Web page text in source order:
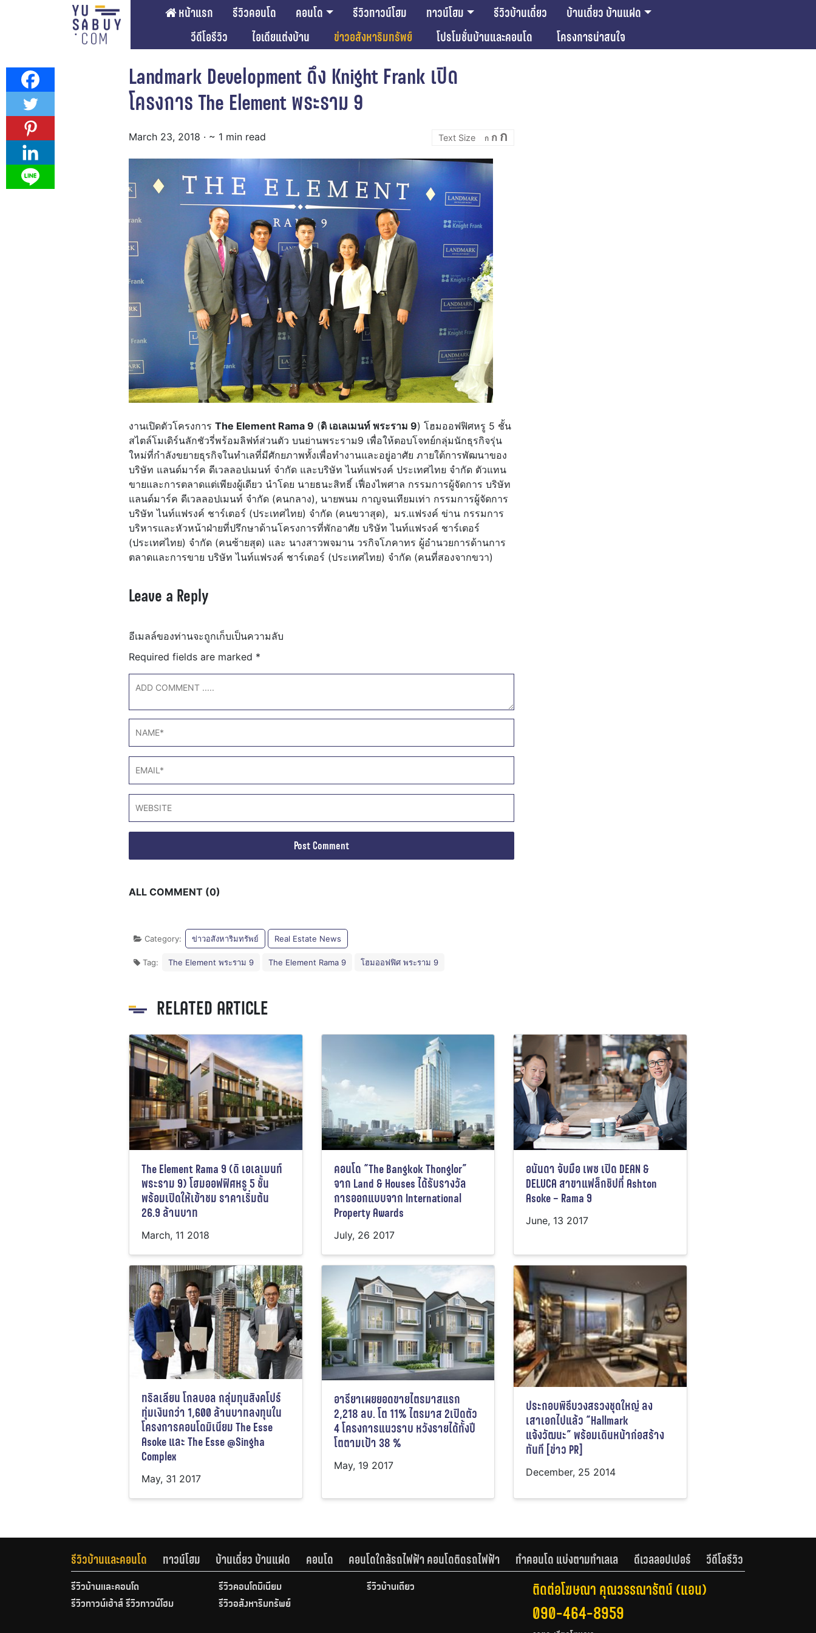
หน้าแรก รีวิวคอนโด คอนโด รีวิวทาวน์โฮม ทาวน์โฮม รีวิวบ้านเดี่ยว
บ้านเดี่ยว บ้านแฝด
วีดีโอรีวิว
ไอเดียแต่งบ้าน ข่าวอสังหาริมทรัพย์ โปรโมชั่นบ้านและคอนโด โครงการน่าสนใจ
Landmark Development ดึง Knight Frank เปิด
โครงการ The Element พระราม 9
March 23, 2018 · ~ 1 min read ก
Decrease
font
size.
ก Reset
font
ก
งานเปิดตัวโครงการ The Element Rama 9 (ดิ เอเลเมนท์ พระราม 9) โฮมออฟฟิศหรู 5 ชั้น
สไตล์โมเดิร์นลักชัวรี่พร้อมลิฟท์ส่วนตัว บนย่านพระราม9 เพื่อให้ตอบโจทย์กลุ่มนักธุรกิจรุ่น
ใหม่ที่กำลังขยายธุรกิจในทำเลที่มีศักยภาพทั้งเพื่อทำงานและอยู่อาศัย ภายใต้การพัฒนาของ
บริษัท แลนด์มาร์ค ดีเวลลอปเมนท์ จำกัด และบริษัท ไนท์แฟรงค์ ประเทศไทย จำกัด ตัวแทน
ขายและการตลาดแต่เพียงผู้เดียว นำโดย นายธนะสิทธิ์ เฟื่องไพศาล กรรมการผู้จัดการ บริษัท
แลนด์มาร์ค ดีเวลลอปเมนท์ จำกัด (คนกลาง), นายพนม กาญจนเทียมเท่า กรรมการผู้จัดการ
บริษัท ไนท์แฟรงค์ ชาร์เตอร์ (ประเทศไทย) จำกัด (คนขวาสุด), มร.แฟรงค์ ข่าน กรรมการ
บริหารและหัวหน้าฝ่ายที่ปรึกษาด้านโครงการที่พักอาศัย บริษัท ไนท์แฟรงค์ ชาร์เตอร์
(ประเทศไทย) จำกัด (คนซ้ายสุด) และ นางสาวพจมาน วรกิจโภคาทร ผู้อำนวยการด้านการ
ตลาดและการขาย บริษัท ไนท์แฟรงค์ ชาร์เตอร์ (ประเทศไทย) จำกัด (คนที่สองจากขวา)
Leave a Reply
อีเมลล์ของท่านจะถูกเก็บเป็นความลับ
Required fields are marked *
ALL COMMENT (0)
Category: ข่าวอสังหาริมทรัพย์ Real Estate News
Tag: The Element พระราม 9 The Element Rama 9 โฮมออฟฟิศ พระราม 9
RELATED ARTICLE
The Element Rama 9 (ดิ เอเลเมนท์
พระราม 9) โฮมออฟฟิศหรู 5 ชั้น
พร้อมเปิดให้เข้าชม ราคาเริ่มต้น
26.9 ล้านบาท
March, 11 2018
คอนโด “The Bangkok Thonglor”
จาก Land & Houses ได้รับรางวัล
การออกแบบจาก International
Property Awards
July, 26 2017
อนันดา จับมือ เพซ เปิด DEAN &
DELUCA สาขาแฟล็กชิปที่ Ashton
Asoke – Rama 9
June, 13 2017
ทริลเลียน โกลบอล กลุ่มทุนสิงคโปร์
ทุ่มเงินกว่า 1,600 ล้านบาทลงทุนใน
โครงการคอนโดมิเนียม The Esse
Asoke และ The Esse @Singha
Complex
May, 31 2017
อารียาเผยยอดขายไตรมาสแรก
2,218 ลบ. โต 11% ไตรมาส 2เปิดตัว
4 โครงการแนวราบ หวังรายได้ทั้งปี
โตตามเป้า 38 %
May, 19 2017
ประกอบพิธีบวงสรวงชุดใหญ่ ลง
เสาเอกไปแล้ว “Hallmark
แจ้งวัฒนะ” พร้อมเดินหน้าก่อสร้าง
ทันที [ข่าว PR]
December, 25 2014
รีวิวบ้านและคอนโด ทาวน์โฮม บ้านเดี่ยว บ้านแฝด คอนโด คอนโดใกล้รถไฟฟ้า คอนโดติดรถไฟฟ้า ทำคอนโด แบ่งตามทำเลเล ดีเวลลอปเปอร์ วีดีโอรีวิว
รีวิวบ้านและคอนโด รีวิวคอนโดมิเนียม
รีวิวบ้านเดี่ยว
รีวิวทาวน์เฮ้าส์ รีวิวทาวน์โฮม
รีวิวอสังหาริมทรัพย์
ติดต่อโฆษณา คุณวรรณารัตน์ (แอน)
090-464-8959